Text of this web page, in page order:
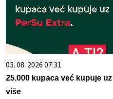
03. 08. 2026 07:31
25.000 kupaca već kupuje
više